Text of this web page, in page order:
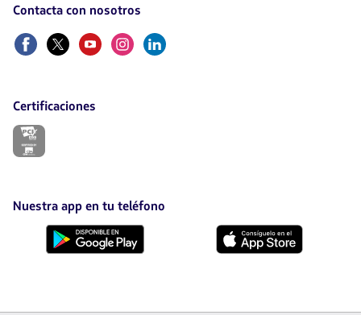
Contacta con nosotros
FacebookTwitterYoutubeInstagram
Linkedin
Certificaciones
El
nueva
pestaña.
Nuestra app en tu teléfono
Descárgala
Descárgala